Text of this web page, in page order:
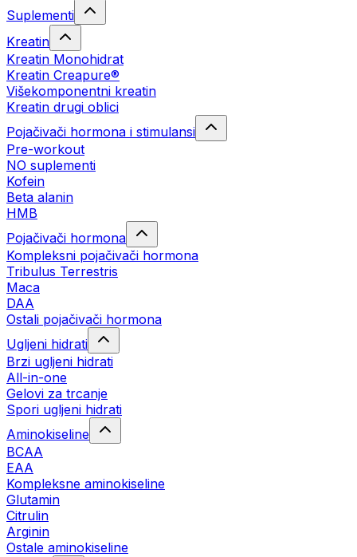
Suplementi
Kreatin
Kreatin Monohidrat
Kreatin Creapure®
Višekomponentni kreatin
Kreatin drugi oblici
Pojačivači hormona i stimulansi
Pre-workout
NO suplementi
Kofein
Beta alanin
HMB
Pojačivači hormona
Kompleksni pojačivači hormona
Tribulus Terrestris
Maca
DAA
Ostali pojačivači hormona
Ugljeni hidrati
Brzi ugljeni hidrati
All-in-one
Gelovi za trcanje
Spori ugljeni hidrati
Aminokiseline
BCAA
ЕАА
Kompleksne aminokiseline
Glutamin
Citrulin
Arginin
Ostale aminokiseline